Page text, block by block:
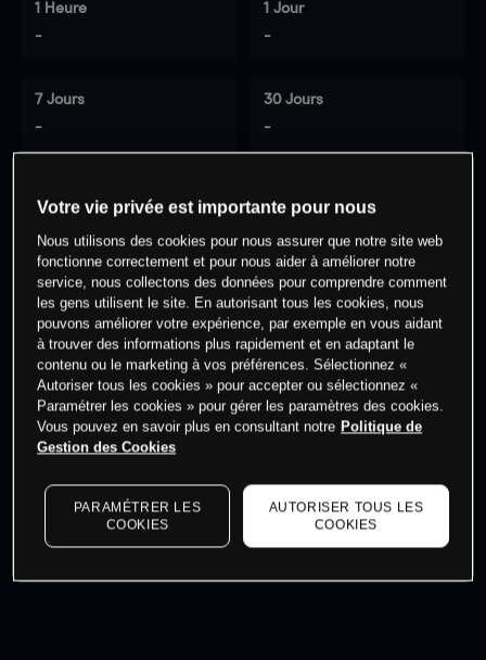
1 Heure
-
1 Jour
-
7 Jours
-
30 Jours
-
0 % des clients ont une position à
cet actif
Commencez à trader
dernières données du marché.Log into see latest
market data
Votre vie privée est importante pour nous
Nous utilisons des cookies pour nous assurer que notre site web
fonctionne correctement et pour nous aider à améliorer notre
service, nous collectons des données pour comprendre comment
les gens utilisent le site. En autorisant tous les cookies, nous
pouvons améliorer votre expérience, par exemple en vous aidant
à trouver des informations plus rapidement et en adaptant le
contenu ou le marketing à vos préférences. Sélectionnez «
Autoriser tous les cookies » pour accepter ou sélectionnez «
Paramétrer les cookies » pour gérer les paramètres des cookies.
Vous pouvez en savoir plus en consultant notre Politique de
Gestion des Cookies
PARAMÉTRER LES
COOKIES
AUTORISER TOUS LES
COOKIES